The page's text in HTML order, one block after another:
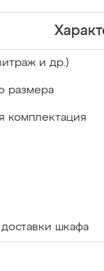
и др.)
размера
комплектация
шкафа